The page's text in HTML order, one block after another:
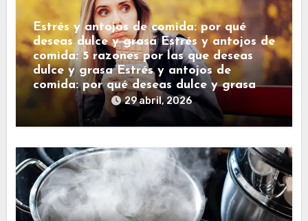
Estrés y antojos de comida: por qué
deseas dulce y grasa Estrés y antojos de
comida: 5 razones por las que deseas
dulce y grasa Estrés y antojos de
comida: por qué deseas dulce y grasa
29 abril, 2026